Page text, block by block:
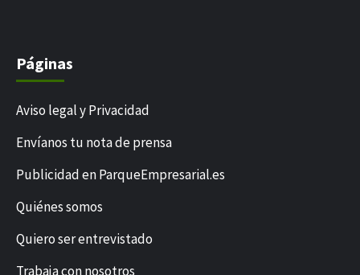
Páginas
Aviso legal y Privacidad
Envíanos tu nota de prensa
Publicidad en ParqueEmpresarial.es
Quiénes somos
Quiero ser entrevistado
Trabaja con nosotros